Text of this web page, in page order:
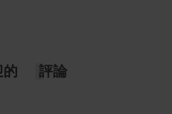
評論